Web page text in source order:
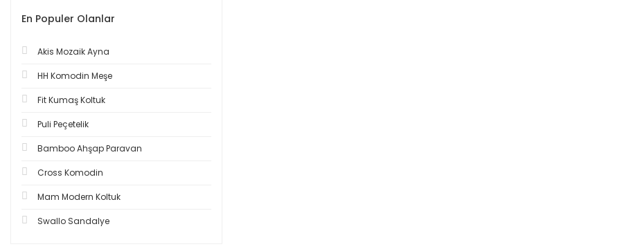
En Populer Olanlar
Akis Mozaik Ayna
HH Komodin Meşe
Fit Kumaş Koltuk
Puli Peçetelik
Bamboo Ahşap Paravan
Cross Komodin
Mam Modern Koltuk
Swallo Sandalye